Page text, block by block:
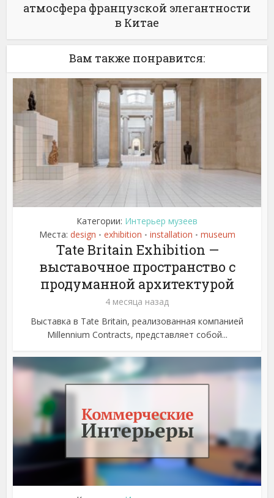
атмосфера французской элегантности
в Китае
Вам также понравится:
Категории: Интерьер музеев
Места: design • exhibition • installation • museum
Tate Britain Exhibition —
выставочное пространство с
продуманной архитектурой
4 месяца назад
Выставка в Tate Britain, реализованная компанией
Millennium Contracts, представляет собой...